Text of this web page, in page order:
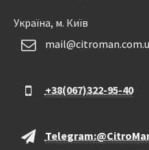
Україна, м. Київ
+38(067)322-95-40